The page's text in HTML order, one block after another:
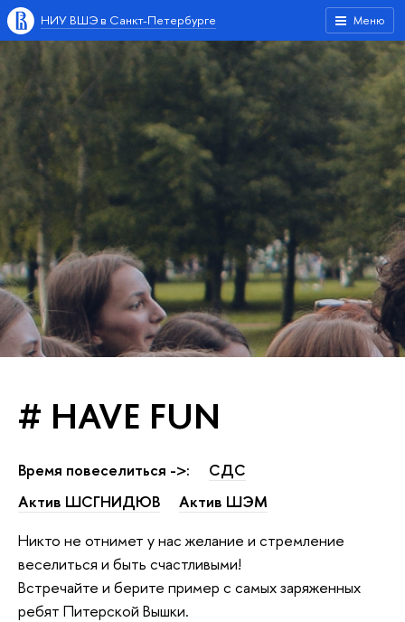
Меню
НИУ ВШЭ в Санкт-Петербурге
# HAVE FUN
Время повеселиться ->:
СДС
Актив ШCГНИДЮВ
Актив ШЭМ
Никто не отнимет у нас желание и стремление
веселиться и быть счастливыми!
Встречайте и берите пример с самых заряженных
ребят Питерской Вышки.